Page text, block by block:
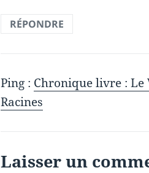
RÉPONDRE
Ping : Chronique livre :
Racines
Laisser un